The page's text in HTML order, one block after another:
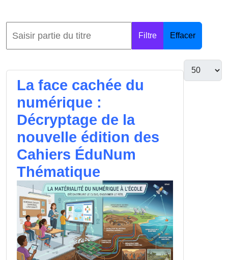
Filtre Effacer
La face cachée du
numérique :
Décryptage de la
nouvelle édition des
Cahiers ÉduNum
Thématique